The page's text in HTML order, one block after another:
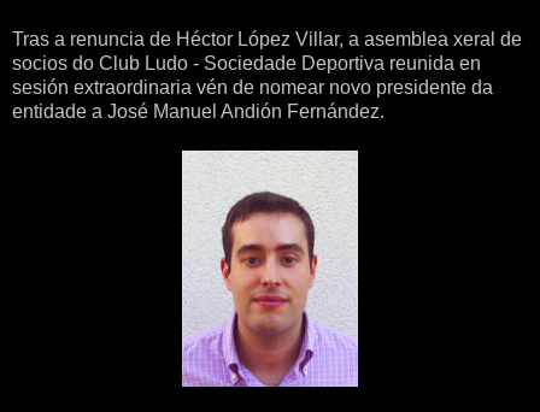
Tras a renuncia de Héctor López Villar, a asemblea xeral de
socios do Club Ludo - Sociedade Deportiva reunida en
sesión extraordinaria vén de nomear novo presidente da
entidade a José Manuel Andión Fernández.